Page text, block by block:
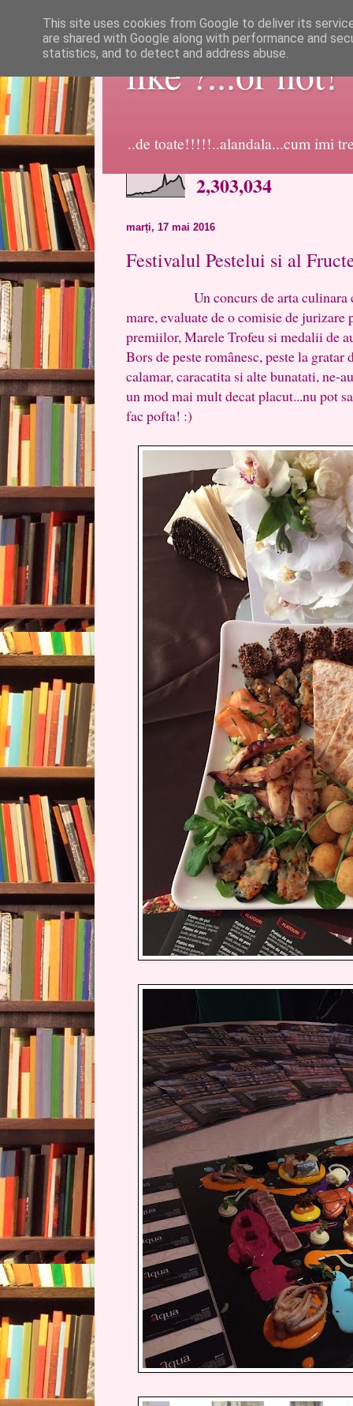
like ?...or not!
..de toate!!!!!..alandala...cum imi
2,303,034
marți, 17 mai 2016
Festivalul Pestelui si al
Un concurs de arta culinara cu
mare, evaluate de o comisie de
premiilor, Marele Trofeu si medalii de
Bors de peste românesc, peste la
calamar, caracatita si alte bunatati, ne-
un mod mai mult decat placut...nu pot
fac pofta! :)
This site uses cookies from Google to deliver its
are shared with Google along with performance and
statistics, and to detect and address abuse.